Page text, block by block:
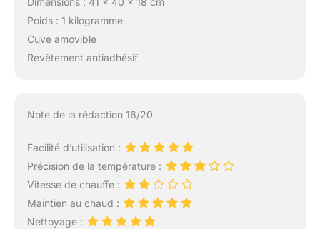
Poids : 1 kilogramme
Cuve amovible
Revêtement antiadhésif
Note de la rédaction 16/20
Facilité d’utilisation :
Précision de la température :
Vitesse de chauffe :
Maintien au chaud :
Nettoyage :